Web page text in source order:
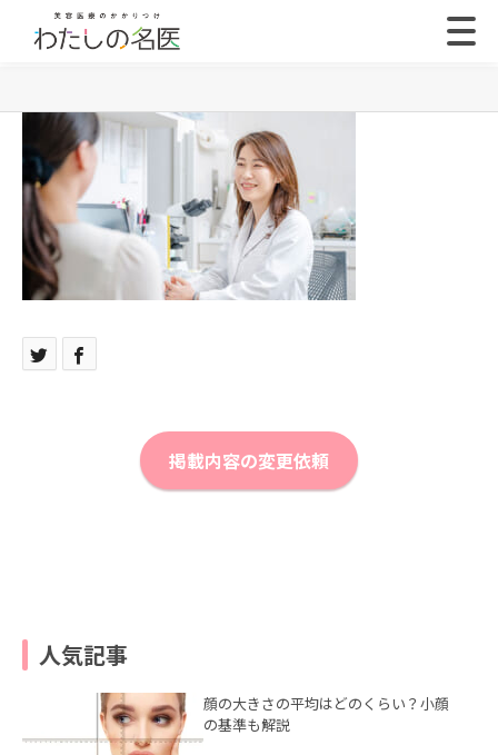
掲載内容の変更依頼
人気記事
顔の大きさの平均はどのくらい？小顔
の基準も解説